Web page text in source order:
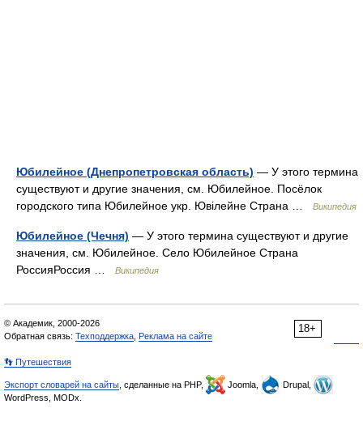
Юбилейное (Днепропетровская область) — У этого термина
существуют и другие значения, см. Юбилейное. Посёлок
городского типа Юбилейное укр. Ювілейне Страна …
Википедия
Юбилейное (Чечня) — У этого термина существуют и другие
значения, см. Юбилейное. Село Юбилейное Страна
РоссияРоссия …
Википедия
18+
© Академик, 2000-2026
Обратная связь: Техподдержка Реклама на сайте
👣 Путешествия
Экспорт словарей на сайты , сделанные на PHP, Joomla,
Drupal,
WordPress, MODx.